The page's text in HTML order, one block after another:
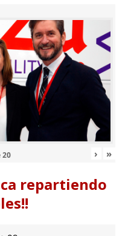
20 › »
repartiendo